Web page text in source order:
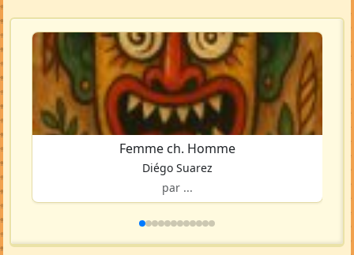
Femme ch. Homme
Diégo Suarez
par ...